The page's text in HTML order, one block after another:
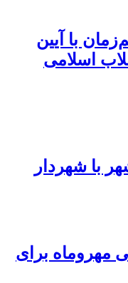
با آیین
اسلامی
با شهردار
مهروماه برای